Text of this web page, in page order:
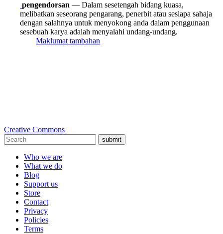
pengendorsan — Dalam sesetengah bidang kuasa,
melibatkan seseorang pengarang, penerbit atau sesiapa sahaja
dengan salahnya untuk menyokong anda dalam penggunaan
sesebuah karya adalah menyalahi undang-undang.
Maklumat tambahan
Creative Commons
submit
Who we are
What we do
Blog
Support us
Store
Contact
Privacy
Policies
Terms